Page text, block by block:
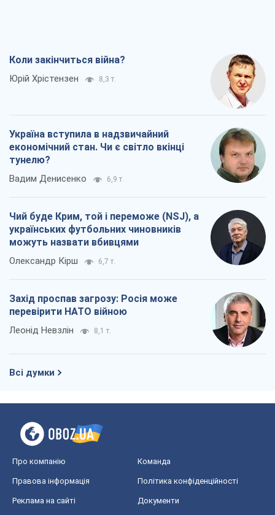
Коли закінчиться війна?
Юрій Хрістензен 8,3 т.
Україна вступила в надзвичайний
економічний стан. Чи є світло вкінці
тунелю?
Вадим Денисенко 6,9 т.
Чий буде Крим, той і переможе (NSJ), а
українських футбольних чиновників
можуть назвати вбивцями
Олександр Кірш 6,7 т.
Захід проспав загрозу: Росія може
перевірити НАТО війною
Леонід Невзлін 8,1 т.
Всі думки
Про компанію Команда
Правова інформація Політика конфіденційності
Реклама на сайті Документи